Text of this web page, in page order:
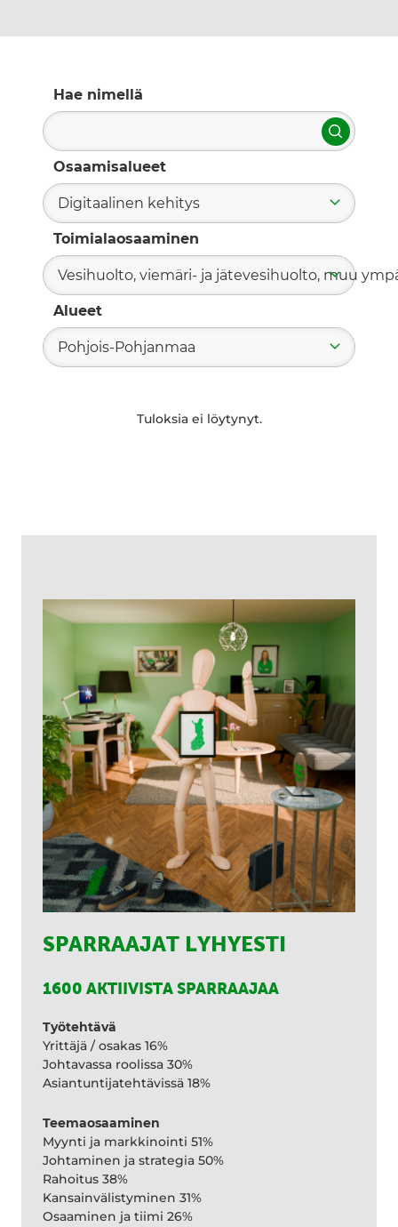
Hae nimellä
Hae
Osaamisalueet
Digitaalinen kehitys
Toimialaosaaminen
Vesihuolto, viemäri- ja jätevesihuolto, muu
Alueet
Pohjois-Pohjanmaa
Tuloksia ei löytynyt.
SPARRAAJAT LYHYESTI
1600 AKTIIVISTA SPARRAAJAA
Työtehtävä
Yrittäjä / osakas 16%
Johtavassa roolissa 30%
Asiantuntijatehtävissä 18%
Teemaosaaminen
Myynti ja markkinointi 51%
Johtaminen ja strategia 50%
Rahoitus 38%
Kansainvälistyminen 31%
Osaaminen ja tiimi 26%